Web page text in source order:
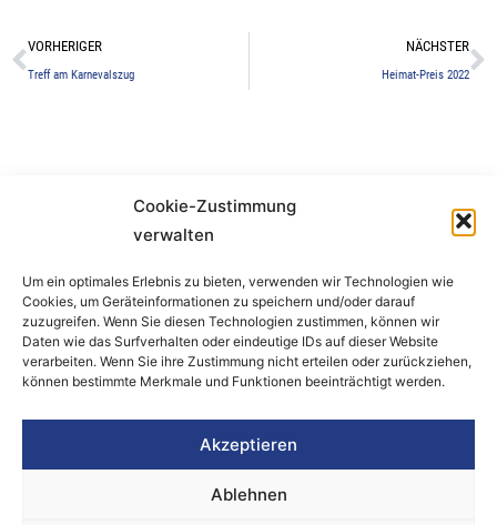
Cookie-Zustimmung
verwalten
Um ein optimales Erlebnis zu bieten, verwenden wir Technologien wie
Cookies, um Geräteinformationen zu speichern und/oder darauf
zuzugreifen. Wenn Sie diesen Technologien zustimmen, können wir
Daten wie das Surfverhalten oder eindeutige IDs auf dieser Website
verarbeiten. Wenn Sie ihre Zustimmung nicht erteilen oder zurückziehen,
können bestimmte Merkmale und Funktionen beeinträchtigt werden.
Akzeptieren
Ablehnen
Zurück
VORHERIGER
Treff am Karnevalszug
NÄCHSTER
Heimat-Preis 2022
Bürger- und Heimatverein Refrath e.V.
51427 Bergisch Gladbach
Telefon:0171 1160874
vorstand@bhv-refrath.de